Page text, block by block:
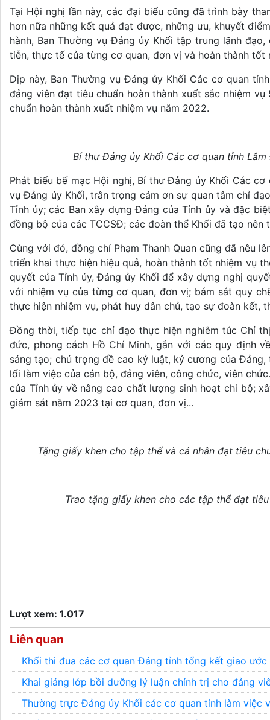
Tại Hội nghị lần này, các đại biểu cũng đã trình bày
hơn nữa những kết quả đạt được, những ưu, khuyết
hành, Ban Thường vụ Đảng ủy Khối tập trung lãnh
tiễn, thực tế của từng cơ quan, đơn vị và hoàn thành tốt
Dịp này, Ban Thường vụ Đảng ủy Khối Các cơ quan
đảng viên đạt tiêu chuẩn hoàn thành xuất sắc nhiệm
chuẩn hoàn thành xuất nhiệm vụ năm 2022.
Bí thư Đảng ủy Khối Các cơ quan tỉnh
Phát biểu bế mạc Hội nghị, Bí thư Đảng ủy Khối Các
vụ Đảng ủy Khối, trân trọng cảm ơn sự quan tâm chỉ
Tỉnh ủy; các Ban xây dựng Đảng của Tỉnh ủy và đặc
đồng bộ của các TCCSĐ; các đoàn thể Khối đã tạo
Cùng với đó, đồng chí Phạm Thanh Quan cũng đã nêu
triển khai thực hiện hiệu quả, hoàn thành tốt nhiệm vụ
quyết của Tỉnh ủy, Đảng ủy Khối để xây dựng nghị
với nhiệm vụ của từng cơ quan, đơn vị; bám sát quy
thực hiện nhiệm vụ, phát huy dân chủ, tạo sự đoàn kết,
Đồng thời, tiếp tục chỉ đạo thực hiện nghiêm túc Chỉ
đức, phong cách Hồ Chí Minh, gắn với các quy định
sáng tạo; chú trọng đề cao kỷ luật, kỷ cương của
lối làm việc của cán bộ, đảng viên, công chức, viên
của Tỉnh ủy về nâng cao chất lượng sinh hoạt chi bộ;
giám sát năm 2023 tại cơ quan, đơn vị...
Tặng giấy khen cho tập thể và cá nhân đạt tiêu
Trao tặng giấy khen cho các tập thể đạt
Lượt xem: 1.017
Liên quan
Khối thi đua các cơ quan Đảng tỉnh tổng kết giao
Khai giảng lớp bồi dưỡng lý luận chính trị cho đảng
Thường trực Đảng ủy Khối các cơ quan tỉnh làm